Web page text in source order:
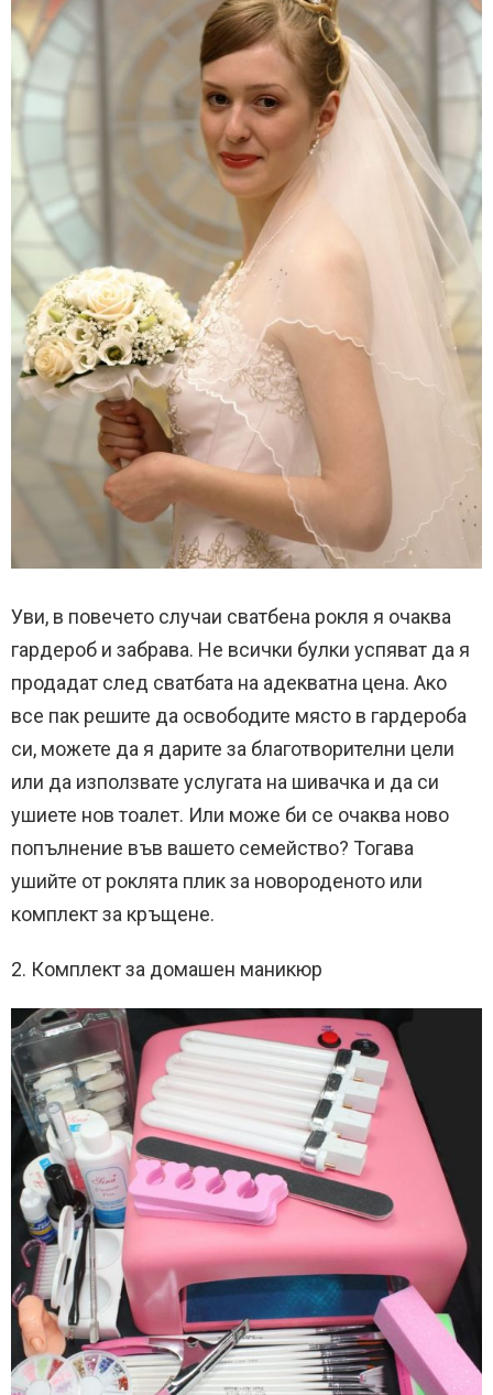
Уви, в повечето случаи сватбена рокля я очаква
гардероб и забрава. Не всички булки успяват да я
продадат след сватбата на адекватна цена. Ако
все пак решите да освободите място в гардероба
си, можете да я дарите за благотворителни цели
или да използвате услугата на шивачка и да си
ушиете нов тоалет. Или може би се очаква ново
попълнение във вашето семейство? Тогава
ушийте от роклята плик за новороденото или
комплект за кръщене.
2. Комплект за домашен маникюр